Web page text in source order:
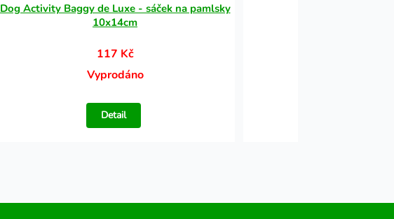
Dog Activity Baggy de Luxe - sáček na pamlsky
10x14cm
117 Kč
Vyprodáno
Detail